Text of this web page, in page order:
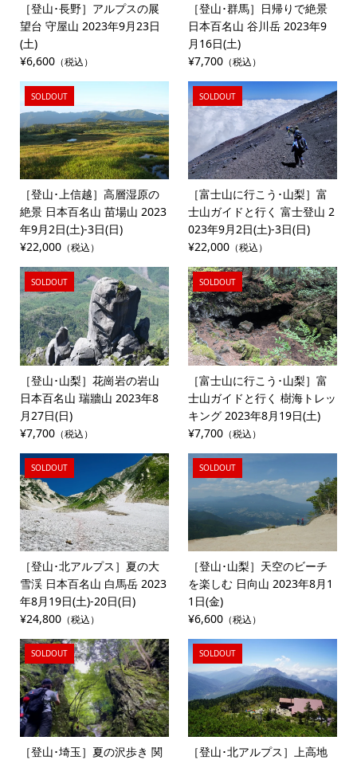
［登山･長野］アルプスの展
望台 守屋山 2023年9月23日
(土)
¥6,600（税込）
［登山･群馬］日帰りで絶景
日本百名山 谷川岳 2023年9
月16日(土)
¥7,700 （税込）
SOLDOUT
［登山･上信越］高層湿原の
絶景 日本百名山 苗場山 2023
年9月2日(土)-3日(日)
¥22,000（税込）
SOLDOUT
［富士山に行こう･山梨］富
士山ガイドと行く 富士登山 2
023年9月2日(土)-3日(日)
¥22,000 （税込）
SOLDOUT
［登山･山梨］花崗岩の岩山
日本百名山 瑞牆山 2023年8
月27日(日)
¥7,700（税込）
SOLDOUT
［富士山に行こう･山梨］富
士山ガイドと行く 樹海トレッ
キング 2023年8月19日(土)
¥7,700 （税込）
SOLDOUT
［登山･北アルプス］夏の大
雪渓 日本百名山 白馬岳 2023
年8月19日(土)-20日(日)
¥24,800（税込）
SOLDOUT
［登山･山梨］天空のビーチ
を楽しむ 日向山 2023年8月1
1日(金)
¥6,600 （税込）
SOLDOUT
［登山･埼玉］夏の沢歩き 関
SOLDOUT
［登山･北アルプス］上高地